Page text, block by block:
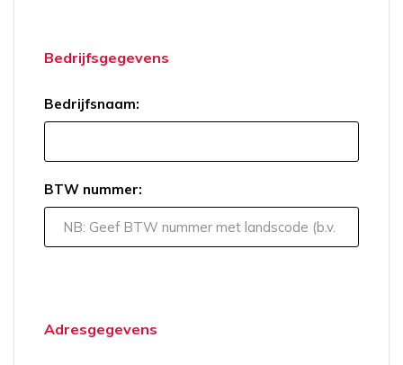
Bedrijfsgegevens
Bedrijfsnaam:
BTW nummer:
Adresgegevens